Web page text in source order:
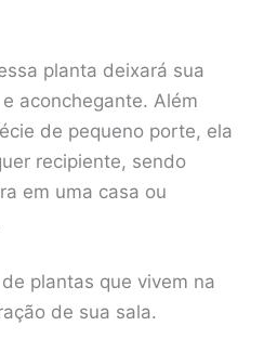
planta deixará sua
aconchegante. Além
de pequeno porte, ela
recipiente, sendo
em uma casa ou
plantas que vivem na
de sua sala.